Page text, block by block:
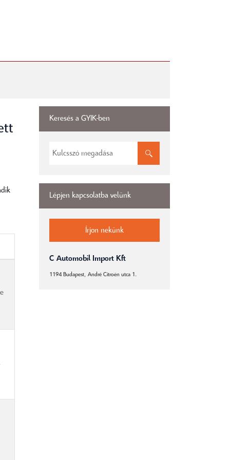
Keresés a GYIK-ben
Lépjen kapcsolatba velünk
Írjon nekünk
C Automobil Import Kft
1194 Budapest, André Citroën utca 1.